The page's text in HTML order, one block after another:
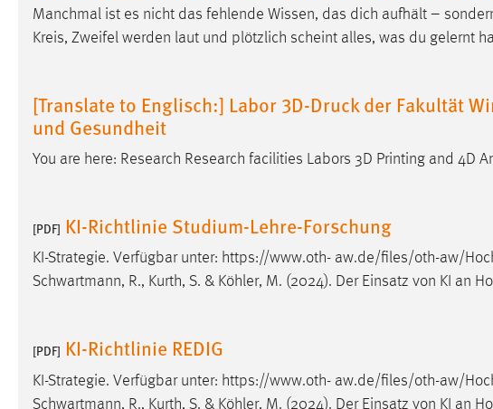
Manchmal ist es nicht das fehlende Wissen, das dich aufhält –
Kreis, Zweifel werden laut und plötzlich scheint alles, was du gelernt
[Translate to Englisch:] Labor 3D-Druck der Fakultät
und Gesundheit
You are here: Research Research facilities Labors 3D Printing and 4D
[PDF] KI-Richtlinie Studium-Lehre-Forschung
KI-Strategie. Verfügbar unter: https://www.oth- aw.de/files/oth-aw/
Schwartmann, R., Kurth, S. & Köhler, M. (2024). Der Einsatz von KI an
[PDF] KI-Richtlinie REDIG
KI-Strategie. Verfügbar unter: https://www.oth- aw.de/files/oth-aw/
Schwartmann, R., Kurth, S. & Köhler, M. (2024). Der Einsatz von KI an